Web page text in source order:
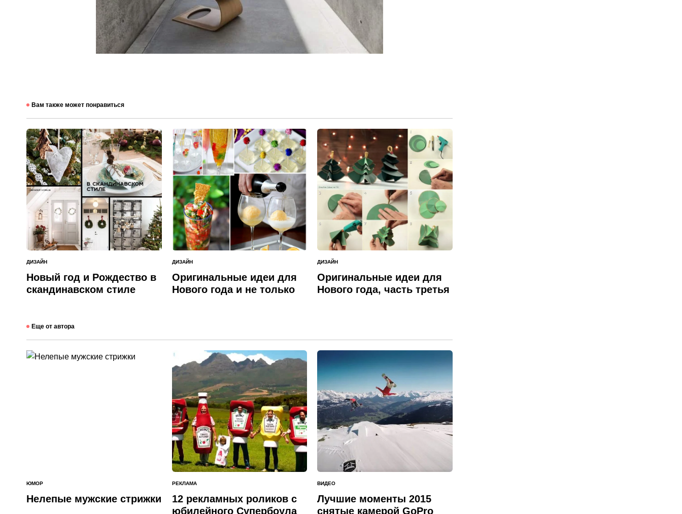
Вам также может понравиться
ОПУБЛИКОВАНО
В
ДИЗАЙН
Новый год и Рождество в
скандинавском стиле
ОПУБЛИКОВАНО
В
ДИЗАЙН
Оригинальные идеи для
Нового года и не только
ОПУБЛИКОВАНО
В
ДИЗАЙН
Оригинальные идеи для
Нового года, часть третья
Еще от автора
ОПУБЛИКОВАНО
В
ЮМОР
Нелепые мужские стрижки
ОПУБЛИКОВАНО
В
РЕКЛАМА
12 рекламных роликов с
юбилейного Супербоула
ОПУБЛИКОВАНО
В
ВИДЕО
Лучшие моменты 2015
снятые камерой GoPro